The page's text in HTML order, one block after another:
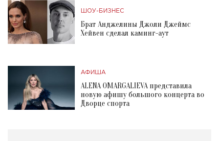
ШОУ-БИЗНЕС
Брат Анджелины Джоли Джеймс
Хейвен сделал каминг-аут
АФИША
ALENA OMARGALIEVA представила
новую афишу большого концерта во
Дворце спорта